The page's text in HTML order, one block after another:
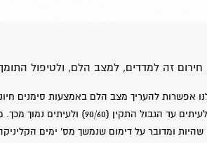
זה למדדים, למצב הלם, ולטיפול
של הלם, ירידה בלחץ דם – לעיתים עד
ומדובר על דימום שנמשך מס' ימים